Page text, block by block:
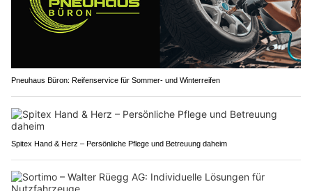
Pneuhaus Büron: Reifenservice für Sommer- und Winterreifen
Spitex Hand & Herz – Persönliche Pflege und Betreuung daheim